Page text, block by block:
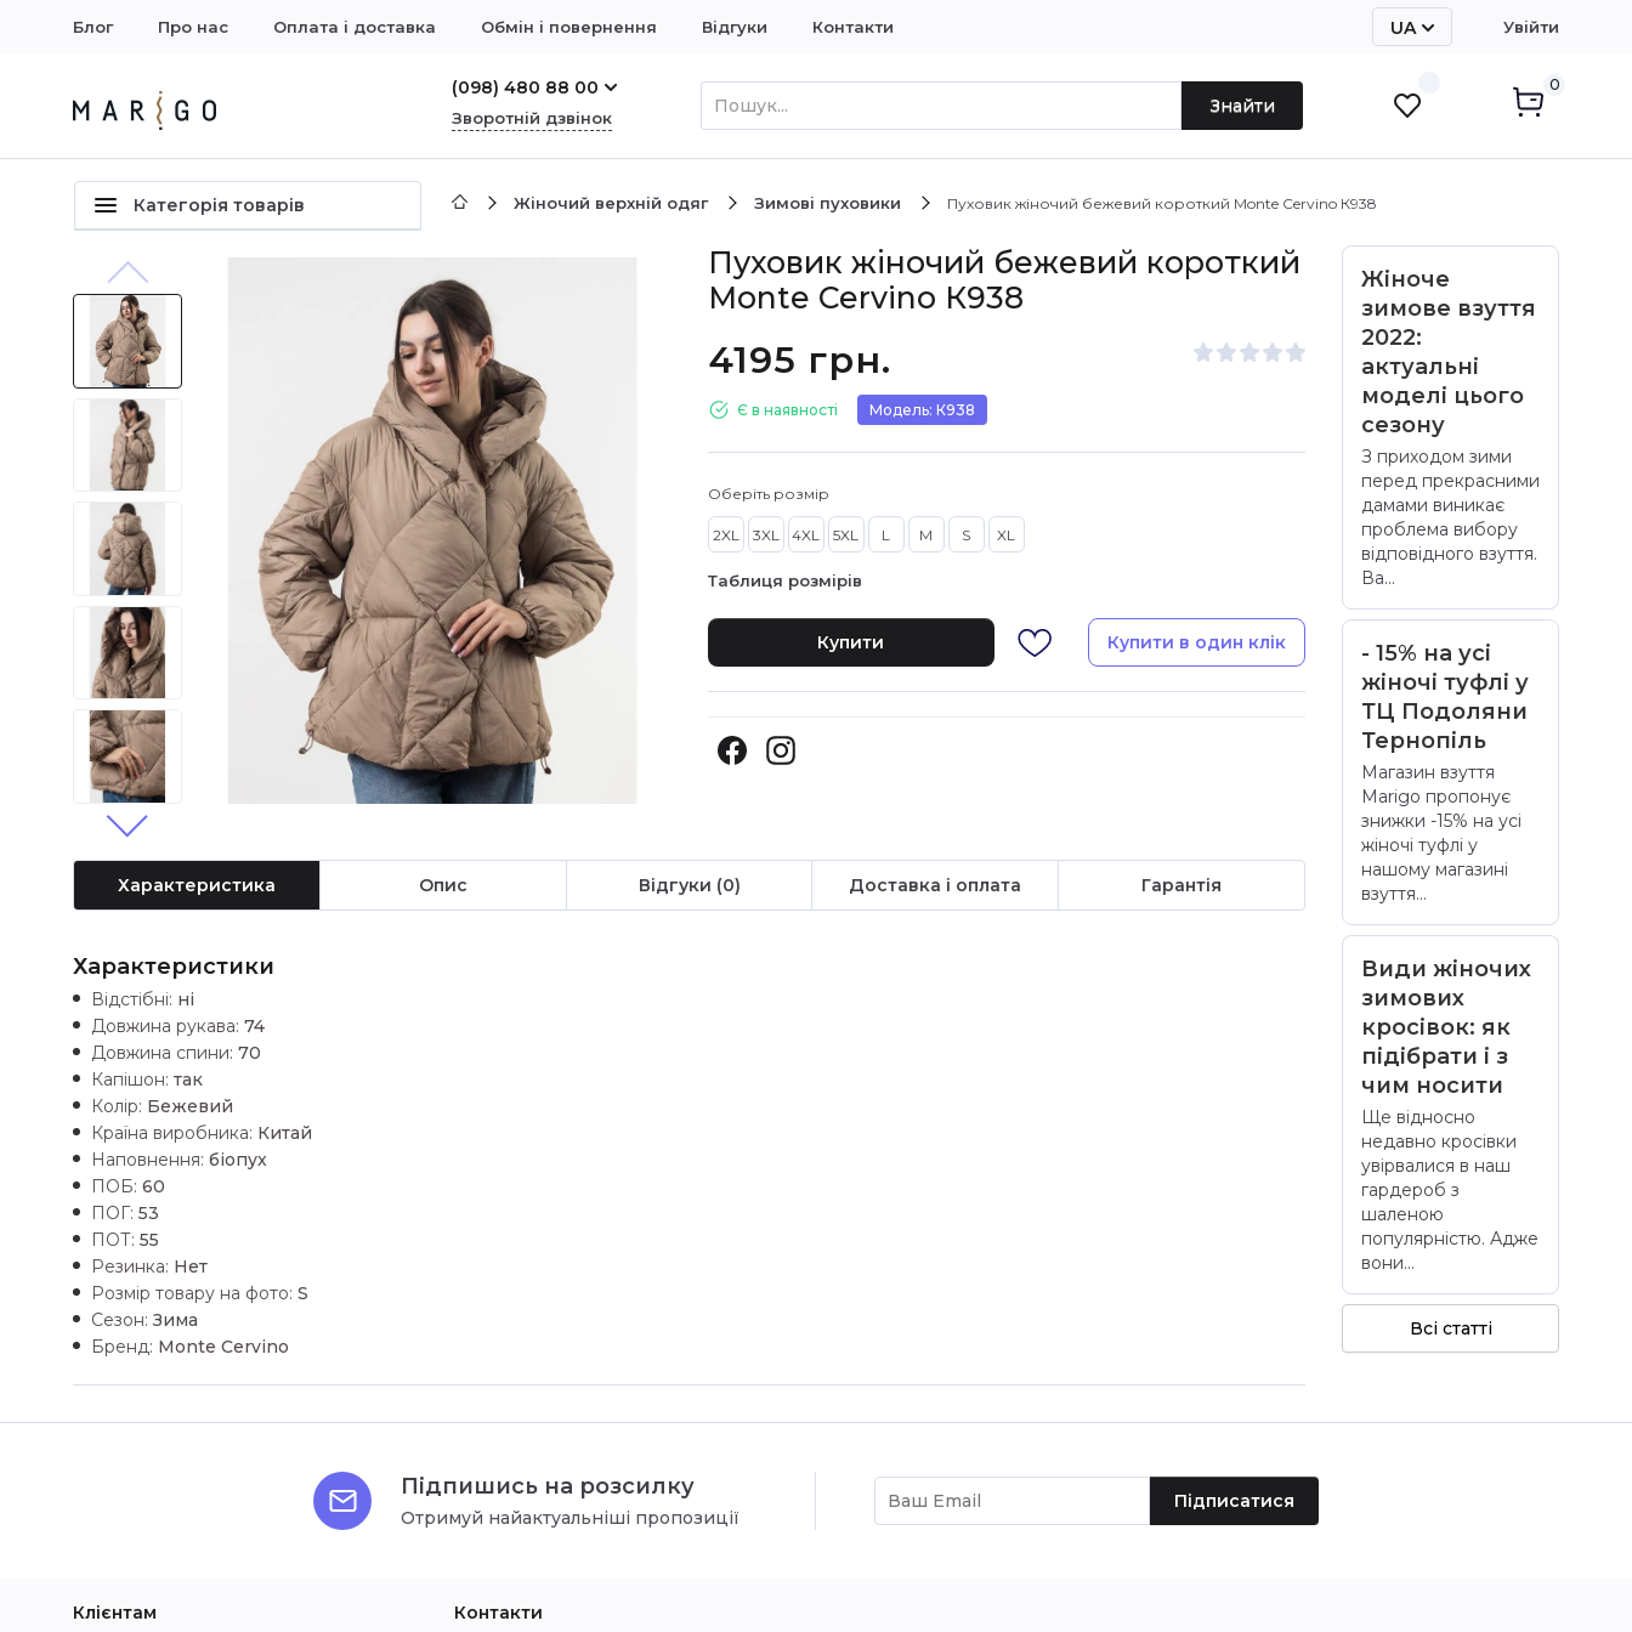
Блог Про нас Оплата і доставка Обмін і повернення Відгуки Контакти
UA
Увійти
(098) 480 88 00
Зворотній дзвінок
Знайти
0
Категорія товарів Жіночий верхній одяг Зимові пуховики Пуховик жіночий бежевий короткий Monte Cervino К938
Пуховик жіночий бежевий короткий
Monte Cervino К938
4195 грн.
Є в наявності Модель: К938
Оберіть розмір
2XL 3XL 4XL 5XL L M S XL
Таблиця розмірів
Купити Купити в один клік
Характеристика Опис Відгуки (0) Доставка і оплата Гарантія
Характеристики
Відстібні: ні
Довжина рукава: 74
Довжина спини: 70
Капішон: так
Колір: Бежевий
Країна виробника: Китай
Наповнення: біопух
ПОБ: 60
ПОГ: 53
ПОТ: 55
Резинка: Нет
Розмір товару на фото: S
Сезон: Зима
Бренд: Monte Cervino
Жіноче
зимове взуття
2022:
актуальні
моделі цього
сезону
З приходом зими
перед прекрасними
дамами виникає
проблема вибору
відповідного взуття.
Ва...
- 15% на усі
жіночі туфлі у
ТЦ Подоляни
Тернопіль
Магазин взуття
Marigo пропонує
знижки -15% на усі
жіночі туфлі у
нашому магазині
взуття...
Види жіночих
зимових
кросівок: як
підібрати і з
чим носити
Ще відносно
недавно кросівки
увірвалися в наш
гардероб з
шаленою
популярністю. Адже
вони...
Всі статті
Підпишись на розсилку
Отримуй найактуальніші пропозиції
Підписатися
Клієнтам Контакти